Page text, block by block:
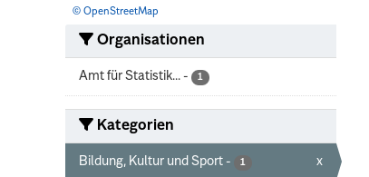
© OpenStreetMap
Organisationen
Amt für Statistik... - 1
Kategorien
Bildung, Kultur und Sport - 1 x